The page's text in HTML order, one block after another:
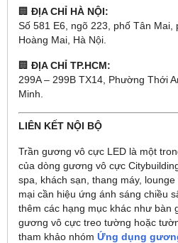
🏢 ĐỊA CHỈ HÀ NỘI:
Số 581 E6, ngõ 223, phố Tân Mai,
Hoàng Mai, Hà Nội.
🏢 ĐỊA CHỈ TP.HCM:
299A – 299B TX14, Phường Thới
Minh.
LIÊN KẾT NỘI BỘ
Trần gương vô cực LED là một
của dòng gương vô cực
spa, khách sạn, thang máy,
mại cần hiệu ứng ánh sáng chiều
thêm các hạng mục khác như bàn
gương vô cực treo tường hoặc
tham khảo nhóm Ứng dụng